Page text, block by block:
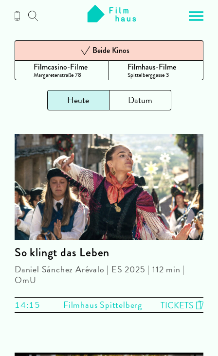
Inhalt
Filmcasino-Filme
Margaretenstraße 78
Beide Kinos
Filmhaus-Filme
Spittelberggasse 3
Heute Datum
So klingt das Leben
Daniel Sánchez Arévalo | ES 2025 | 112 min |
OmU
14:15
Filmhaus Spittelberg TICKETS